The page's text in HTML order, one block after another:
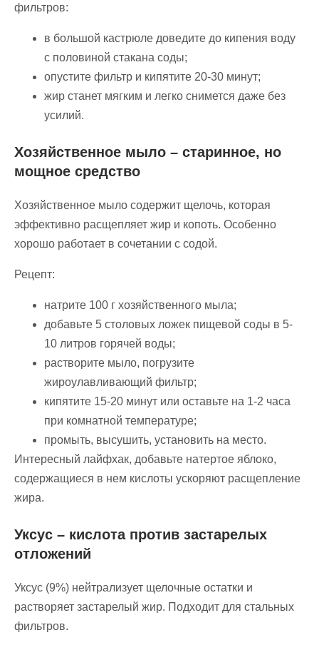
фильтров:
в большой кастрюле доведите до кипения воду
с половиной стакана соды;
опустите фильтр и кипятите 20-30 минут;
жир станет мягким и легко снимется даже без
усилий.
Хозяйственное мыло – старинное, но
мощное средство
Хозяйственное мыло содержит щелочь, которая
эффективно расщепляет жир и копоть. Особенно
хорошо работает в сочетании с содой.
Рецепт:
натрите 100 г хозяйственного мыла;
добавьте 5 столовых ложек пищевой соды в 5-
10 литров горячей воды;
растворите мыло, погрузите
жироулавливающий фильтр;
кипятите 15-20 минут или оставьте на 1-2 часа
при комнатной температуре;
промыть, высушить, установить на место.
Интересный лайфхак, добавьте натертое яблоко,
содержащиеся в нем кислоты ускоряют расщепление
жира.
Уксус – кислота против застарелых
отложений
Уксус (9%) нейтрализует щелочные остатки и
растворяет застарелый жир. Подходит для стальных
фильтров.